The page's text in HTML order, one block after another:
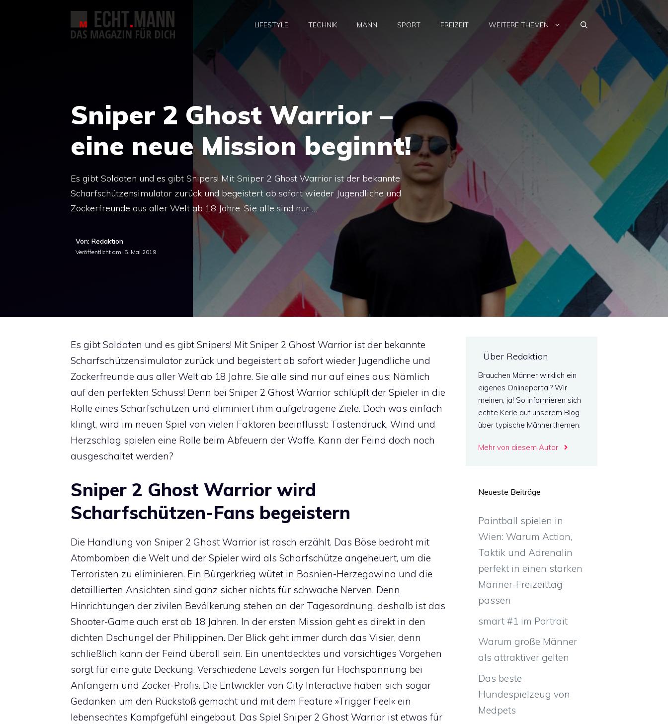
LIFESTYLE TECHNIK MANN SPORT FREIZEIT WEITERE THEMEN
Sniper 2 Ghost Warrior –
eine neue Mission beginnt!
Es gibt Soldaten und es gibt Snipers! Mit Sniper 2 Ghost Warrior ist der bekannte
Scharfschützensimulator zurück und begeistert ab sofort wieder Jugendliche und
Zockerfreunde aus aller Welt ab 18 Jahre. Sie alle sind nur …
Von: Redaktion
Veröffentlicht am: 5. Mai 2019
Es gibt Soldaten und es gibt Snipers! Mit Sniper 2 Ghost Warrior ist der bekannte
Scharfschützensimulator zurück und begeistert ab sofort wieder Jugendliche und
Zockerfreunde aus aller Welt ab 18 Jahre. Sie alle sind nur auf eines aus: Nämlich
auf den perfekten Schuss! Denn bei Sniper 2 Ghost Warrior schlüpft der Spieler in die
Rolle eines Scharfschützen und eliminiert ihm aufgetragene Ziele. Doch was einfach
klingt, wird im neuen Spiel von vielen Faktoren beeinflusst: Tastendruck, Wind und
Herzschlag spielen eine Rolle beim Abfeuern der Waffe. Kann der Feind doch noch
ausgeschaltet werden?
Sniper 2 Ghost Warrior wird
Scharfschützen-Fans begeistern
Die Handlung von Sniper 2 Ghost Warrior ist rasch erzählt. Das Böse bedroht mit
Atombomben die Welt und der Spieler wird als Scharfschütze angeheuert, um die
Terroristen zu eliminieren. Ein Bürgerkrieg wütet in Bosnien-Herzegowina und die
detaillierten Ansichten sind ganz sicher nichts für schwache Nerven. Denn
Hinrichtungen der zivilen Bevölkerung stehen an der Tagesordnung, deshalb ist das
Shooter-Game auch erst ab 18 Jahren. In der ersten Mission geht es direkt in den
dichten Dschungel der Philippinen. Der Blick geht immer durch das Visier, denn
schließlich kann der Feind überall sein. Ein unentdecktes und vorsichtiges Vorgehen
sorgt für eine gute Deckung. Verschiedene Levels sorgen für Hochspannung bei
Anfängern und Zocker-Profis. Die Entwickler von City Interactive haben sich sogar
Gedanken um den Rückstoß gemacht und mit dem Feature »Trigger Feel« ein
lebensechtes Kampfgefühl eingebaut. Das Spiel Sniper 2 Ghost Warrior ist etwas für
Über Redaktion
Brauchen Männer wirklich ein
eigenes Onlineportal? Wir
meinen, ja! So informieren sich
echte Kerle auf unserem Blog
über typische Männerthemen.
Mehr von diesem Autor
Neueste Beiträge
Paintball spielen in
Wien: Warum Action,
Taktik und Adrenalin
perfekt in einen starken
Männer-Freizeittag
passen
smart #1 im Portrait
Warum große Männer
als attraktiver gelten
Das beste
Hundespielzeug von
Medpets